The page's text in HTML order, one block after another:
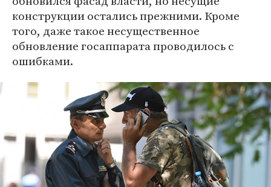
конструкции остались прежними. Кроме
того, даже такое несущественное
обновление госаппарата проводилось с
ошибками.